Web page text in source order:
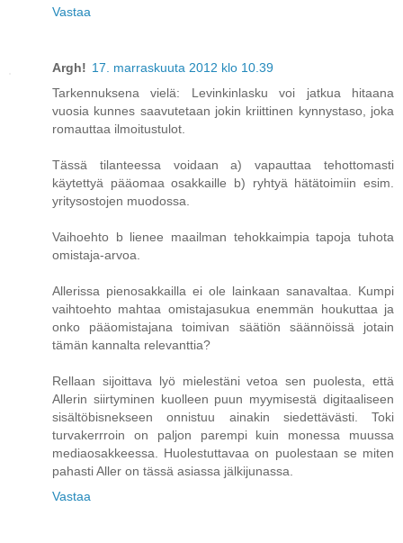
Vastaa
Argh! 17. marraskuuta 2012 klo 10.39
Tarkennuksena vielä: Levinkinlasku voi jatkua hitaana
vuosia kunnes saavutetaan jokin kriittinen kynnystaso, joka
romauttaa ilmoitustulot.
Tässä tilanteessa voidaan a) vapauttaa tehottomasti
käytettyä pääomaa osakkaille b) ryhtyä hätätoimiin esim.
yritysostojen muodossa.
Vaihoehto b lienee maailman tehokkaimpia tapoja tuhota
omistaja-arvoa.
Allerissa pienosakkailla ei ole lainkaan sanavaltaa. Kumpi
vaihtoehto mahtaa omistajasukua enemmän houkuttaa ja
onko pääomistajana toimivan säätiön säännöissä jotain
tämän kannalta relevanttia?
Rellaan sijoittava lyö mielestäni vetoa sen puolesta, että
Allerin siirtyminen kuolleen puun myymisestä digitaaliseen
sisältöbisnekseen onnistuu ainakin siedettävästi. Toki
turvakerrroin on paljon parempi kuin monessa muussa
mediaosakkeessa. Huolestuttavaa on puolestaan se miten
pahasti Aller on tässä asiassa jälkijunassa.
Vastaa